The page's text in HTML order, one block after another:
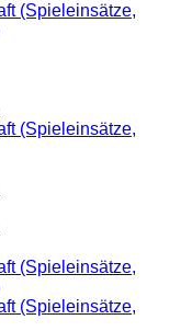
(Spieleinsätze,
(Spieleinsätze,
(Spieleinsätze,
(Spieleinsätze,